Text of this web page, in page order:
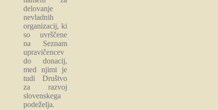
delovanje
nevladnih
organizacij, ki
so uvrščene
na Seznam
upravičencev
do donacij,
med njimi je
tudi Društvo
za razvoj
slovenskega
podeželja.